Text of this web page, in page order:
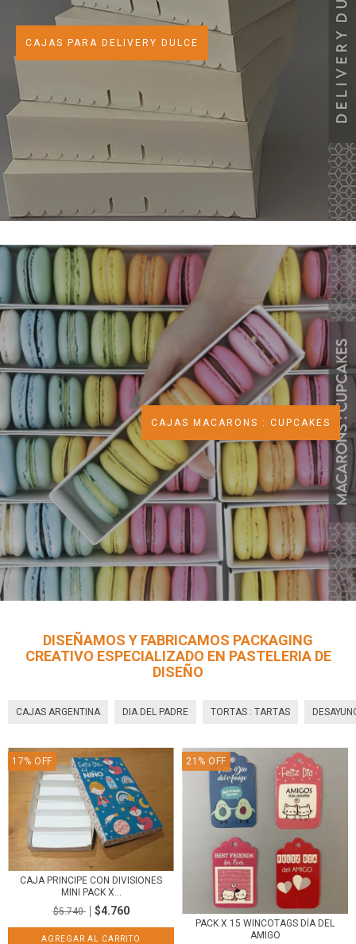
CAJAS PARA DELIVERY DULCE
CAJAS MACARONS : CUPCAKES
DISEÑAMOS Y FABRICAMOS PACKAGING
CREATIVO ESPECIALIZADO EN PASTELERIA DE
DISEÑO
CAJAS ARGENTINA DIA DEL PADRE TORTAS : TARTAS
17% OFF
CAJA PRINCIPE CON DIVISIONES
MINI PACK X...
$5.740
$4.760
21 % OFF
PACK X 15 WINCOTAGS DÍA DEL
AMIGO